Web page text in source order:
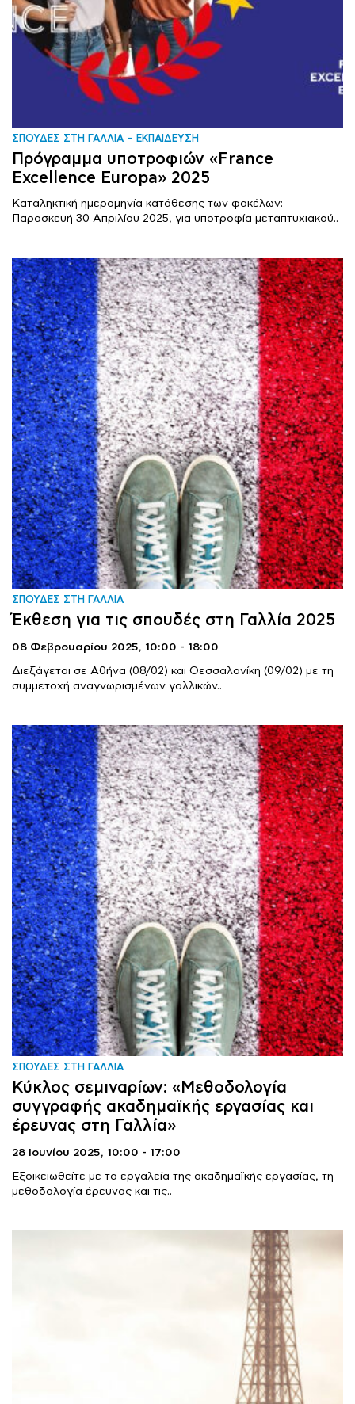
ΣΠΟΥΔΕΣ ΣΤΗ ΓΑΛΛΙΑ ΕΚΠΑΙΔΕΥΣΗ
Πρόγραμμα υποτροφιών «France
Excellence Europa» 2025
Καταληκτική ημερομηνία κατάθεσης των φακέλων:
Παρασκευή 30 Απριλίου 2025, για υποτροφία μεταπτυχιακού..
ΣΠΟΥΔΕΣ ΣΤΗ ΓΑΛΛΙΑ
Έκθεση για τις σπουδές στη Γαλλία 2025
08 Φεβρουαρίου 2025, 10:00 - 18:00
Διεξάγεται σε Αθήνα (08/02) και Θεσσαλονίκη (09/02) με τη
συμμετοχή αναγνωρισμένων γαλλικών..
ΣΠΟΥΔΕΣ ΣΤΗ ΓΑΛΛΙΑ
Κύκλος σεμιναρίων: «Μεθοδολογία
συγγραφής ακαδημαϊκής εργασίας και
έρευνας στη Γαλλία»
28 Ιουνίου 2025, 10:00 - 17:00
Εξοικειωθείτε με τα εργαλεία της ακαδημαϊκής εργασίας, τη
μεθοδολογία έρευνας και τις..